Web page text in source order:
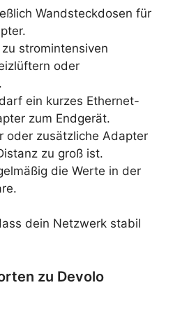
Wandsteckdosen für
stromintensiven
oder
ein kurzes Ethernet-
zum Endgerät.
oder zusätzliche Adapter
zu groß ist.
die Werte in der
dein Netzwerk stabil
zu Devolo